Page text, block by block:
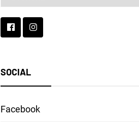
ett
språk
SOCIAL
Facebook